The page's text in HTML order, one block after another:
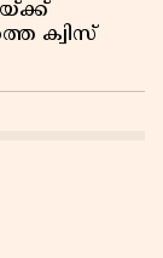
ക്വിസ്